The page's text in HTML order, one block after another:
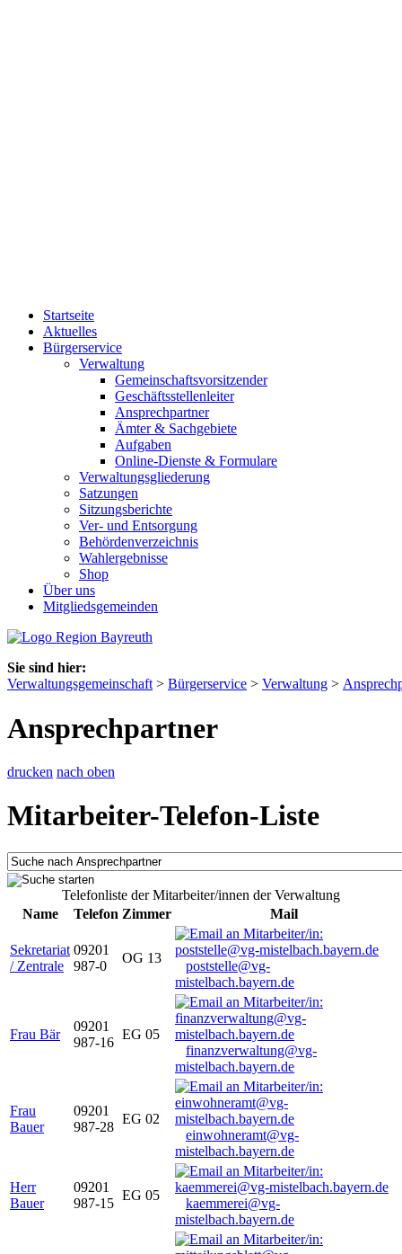
Startseite
Aktuelles
Bürgerservice
Verwaltung
Gemeinschaftsvorsitzender
Geschäftsstellenleiter
Ansprechpartner
Ämter & Sachgebiete
Aufgaben
Online-Dienste & Formulare
Verwaltungsgliederung
Satzungen
Sitzungsberichte
Ver- und Entsorgung
Behördenverzeichnis
Wahlergebnisse
Shop
Über uns
Mitgliedsgemeinden
Sie sind hier:
Verwaltungsgemeinschaft > Bürgerservice > Verwaltung >
Ansprechpartner
drucken nach oben
Mitarbeiter-Telefon-Liste
Telefonliste der Mitarbeiter/innen der Verwaltung
Name
Telefon Zimmer Mail
Sekretariat
/ Zentrale
09201
987-0
OG 13
poststelle@vg-
mistelbach.bayern.de
Frau Bär
09201
987-16
EG 05
finanzverwaltung@vg-
mistelbach.bayern.de
Frau
Bauer
09201
987-28
EG 02
einwohneramt@vg-
mistelbach.bayern.de
Herr
Bauer
09201
987-15
EG 05
kaemmerei@vg-
mistelbach.bayern.de